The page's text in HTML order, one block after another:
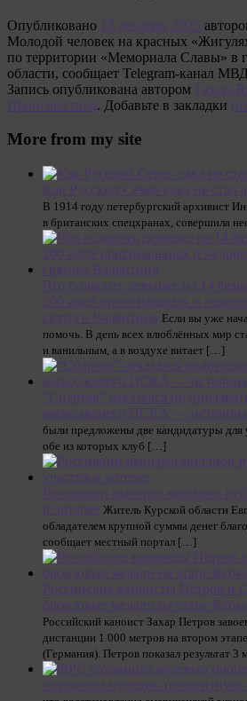
Опубликовано 13 декабря, 2025
Молодой человек на красных
по территории «Мемориала Славы» в
области, сообщает Telegram-канал
Запись опубликована автором
Происшествия. Добавьте в закладки
More from my site
Как Русский Север едва не стал
В 1914 году петербургский архивист
в британских спецхранах, совершила
Что подарить девушке на 14
200 идей оригинальных и
святого Валентина Если вы уже
помочь. В день всех влюблённых мир
и ванильным, а в воздухе витает […]
“Спартак” отказался
нападающего ЦСКА — источник
были предложены две кандидатуры для
обе из которых клуб […]
Россиянин выиграл миллион
в лотерее Житель Курской области
обладателем крупной суммы денег
сообщает местный портал […]
Российские каноисты Петров и
бронзовые медали на этапе
Российский каноист Захар Петров
дистанции 1 000 метров на втором
(Германия). Петров показал результат
сохранила нулевую процентную